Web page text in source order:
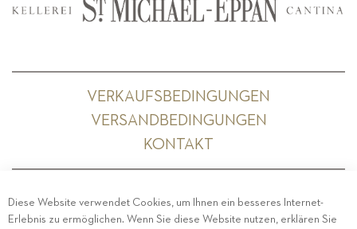
VERKAUFSBEDINGUNGEN
VERSANDBEDINGUNGEN
KONTAKT
PRIVACY-IMPRESSUM- COOKIE POLICY-
Diese Website verwendet Cookies, um Ihnen ein besseres Internet-
Erlebnis zu ermöglichen. Wenn Sie diese Website nutzen, erklären Sie